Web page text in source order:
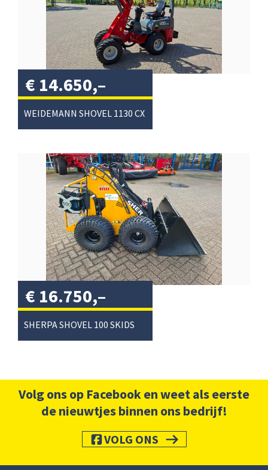
WEIDEMANN SHOVEL 1130 CX
€ 14.650,–
excl. btw/
€ 16.750,–
excl. btw/
Volg ons op Facebook en weet als eerste
de nieuwtjes binnen ons bedrijf!
VOLG ONS